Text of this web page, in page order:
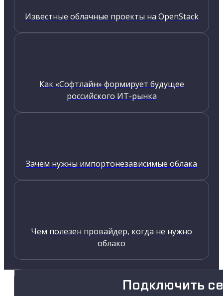
Известные облачные проекты на OpenStack
Как «Софтлайн» формирует будущее
российского ИТ-рынка
Зачем нужны импортонезависимые облака
Чем полезен провайдер, когда не нужно
облако
Подключить